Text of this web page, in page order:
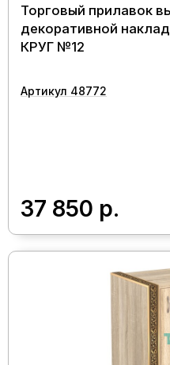
Торговый прилавок
декоративной
КРУГ №12
Артикул 48772
37 850 р.